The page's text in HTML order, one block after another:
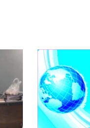
कचरा
डालने
रोका
तो
घर
बाहर